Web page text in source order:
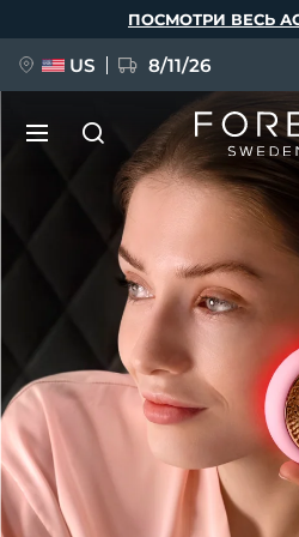
ПОСМОТРИ ВЕСЬ
US 8/11/26
НОВИНКА
FAQ™ Pure Beauty-Tech
BREAKING NEWS
issa™ Teeth Whitening Set
Deutsch
Français
Italiano
Polski
Svenska
Türkçe
简体中文